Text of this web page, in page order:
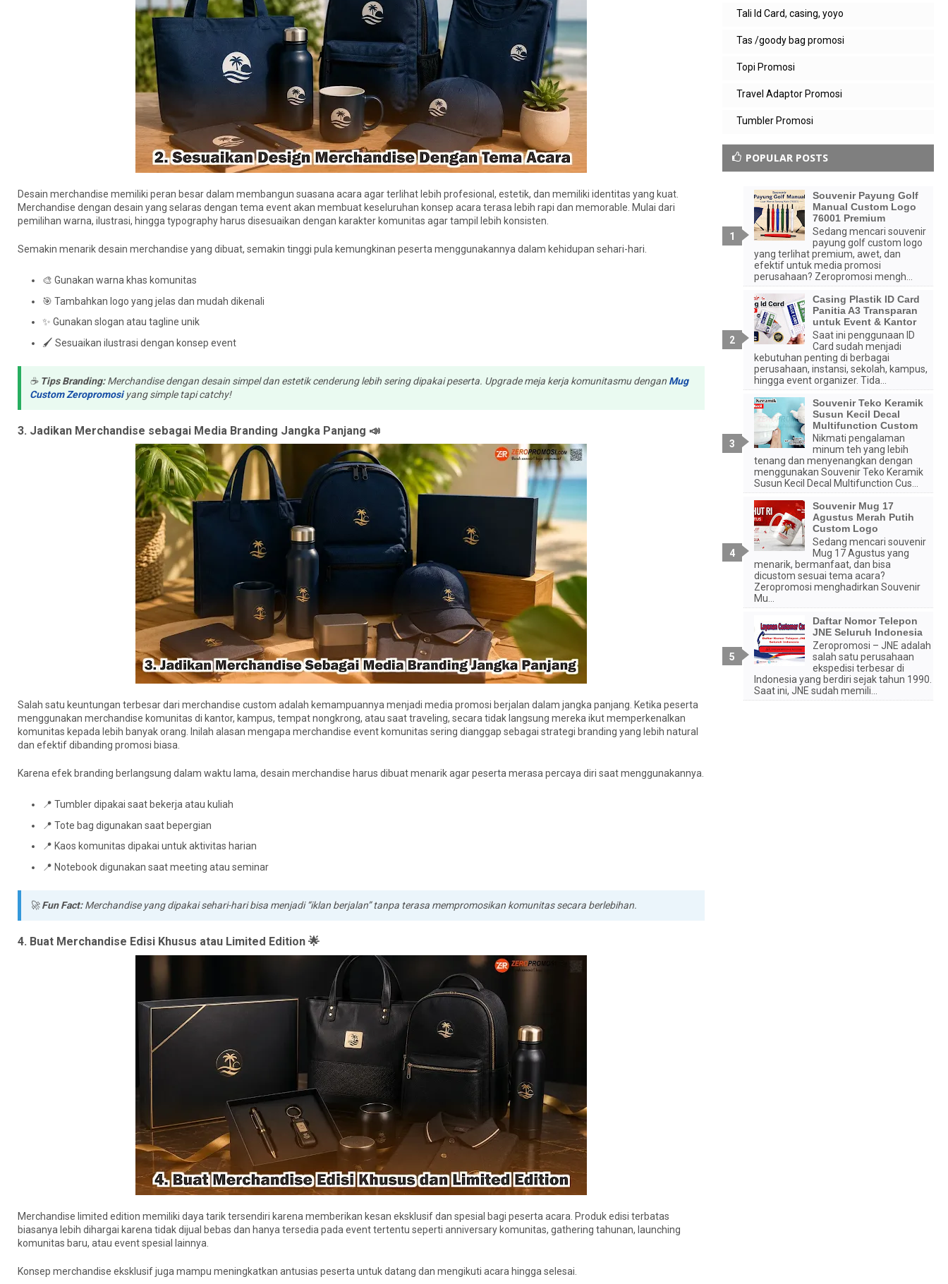
Desain merchandise memiliki peran besar dalam membangun suasana acara agar terlihat lebih profesional, estetik, dan memiliki identitas yang kuat.
Merchandise dengan desain yang selaras dengan tema event akan membuat keseluruhan konsep acara terasa lebih rapi dan memorable. Mulai dari
pemilihan warna, ilustrasi, hingga typography harus disesuaikan dengan karakter komunitas agar tampil lebih konsisten.
Semakin menarik desain merchandise yang dibuat, semakin tinggi pula kemungkinan peserta menggunakannya dalam kehidupan sehari-hari.
🎨 Gunakan warna khas komunitas
🎯 Tambahkan logo yang jelas dan mudah dikenali
✨ Gunakan slogan atau tagline unik
🖌️ Sesuaikan ilustrasi dengan konsep event
☕ Tips Branding:Merchandise dengan desain simpel dan estetik cenderung lebih sering dipakai peserta. Upgrade meja kerja komunitasmu dengan Mug
Custom Zeropromosiyang simple tapi catchy!
3. Jadikan Merchandise sebagai Media Branding Jangka Panjang 📣
Salah satu keuntungan terbesar dari merchandise custom adalah kemampuannya menjadi media promosi berjalan dalam jangka panjang. Ketika peserta
menggunakan merchandise komunitas di kantor, kampus, tempat nongkrong, atau saat traveling, secara tidak langsung mereka ikut memperkenalkan
komunitas kepada lebih banyak orang. Inilah alasan mengapa merchandise event komunitas sering dianggap sebagai strategi branding yang lebih natural
dan efektif dibanding promosi biasa.
Karena efek branding berlangsung dalam waktu lama, desain merchandise harus dibuat menarik agar peserta merasa percaya diri saat menggunakannya.
📍 Tumbler dipakai saat bekerja atau kuliah
📍 Tote bag digunakan saat bepergian
📍 Kaos komunitas dipakai untuk aktivitas harian
📍 Notebook digunakan saat meeting atau seminar
🚀Fun Fact:Merchandise yang dipakai sehari-hari bisa menjadi “iklan berjalan” tanpa terasa mempromosikan komunitas secara berlebihan.
4. Buat Merchandise Edisi Khusus atau Limited Edition 🌟
Merchandise limited edition memiliki daya tarik tersendiri karena memberikan kesan eksklusif dan spesial bagi peserta acara. Produk edisi terbatas
biasanya lebih dihargai karena tidak dijual bebas dan hanya tersedia pada event tertentu seperti anniversary komunitas, gathering tahunan, launching
komunitas baru, atau event spesial lainnya.
Konsep merchandise eksklusif juga mampu meningkatkan antusias peserta untuk datang dan mengikuti acara hingga selesai.
Tali Id Card, casing, yoyo
Tas /goody bag promosi
Topi Promosi
Travel Adaptor Promosi
Tumbler Promosi
POPULAR POSTS
Souvenir Payung Golf
Manual Custom Logo
76001 Premium
Sedang mencari souvenir
payung golf custom logo
yang terlihat premium, awet, dan
efektif untuk media promosi
perusahaan? Zeropromosi mengh...
Casing Plastik ID Card
Panitia A3 Transparan
untuk Event & Kantor
Saat ini penggunaan ID
Card sudah menjadi
kebutuhan penting di berbagai
perusahaan, instansi, sekolah, kampus,
hingga event organizer. Tida...
Souvenir Teko Keramik
Susun Kecil Decal
Multifunction Custom
Nikmati pengalaman
minum teh yang lebih
tenang dan menyenangkan dengan
menggunakan Souvenir Teko Keramik
Susun Kecil Decal Multifunction Cus...
Souvenir Mug 17
Agustus Merah Putih
Custom Logo
Sedang mencari souvenir
Mug 17 Agustus yang
menarik, bermanfaat, dan bisa
dicustom sesuai tema acara?
Zeropromosi menghadirkan Souvenir
Mu...
Daftar Nomor Telepon
JNE Seluruh Indonesia
Zeropromosi – JNE adalah
salah satu perusahaan
ekspedisi terbesar di
Indonesia yang berdiri sejak tahun 1990.
Saat ini, JNE sudah memili...